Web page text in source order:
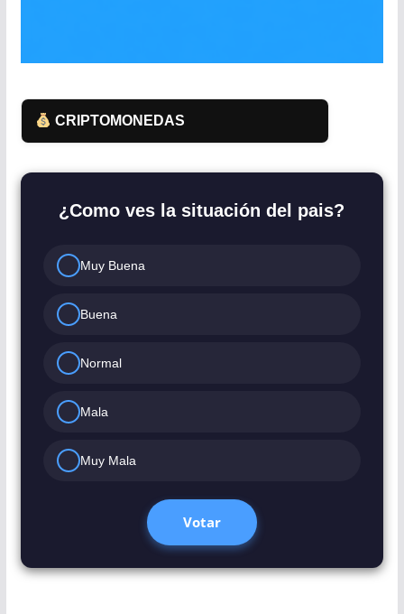
CRIPTOMONEDAS
¿Como ves la situación del pais?
Muy Buena
Buena
Normal
Mala
Muy Mala
Votar